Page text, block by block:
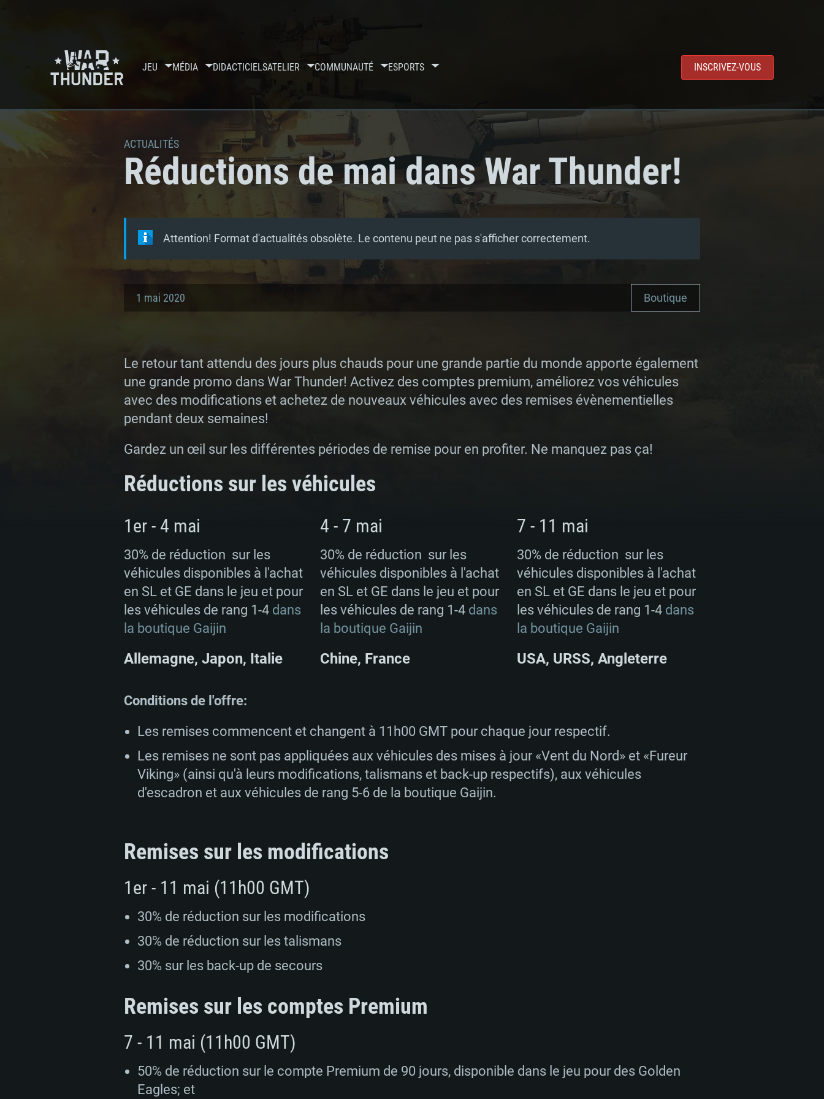
JEU MÉDIA DIDACTICIELSATELIER COMMUNAUTÉ ESPORTS INSCRIVEZ-VOUS
ACTUALITÉS
Réductions de mai dans War Thunder!
Attention! Format d'actualités obsolète. Le contenu peut ne pas s'afficher correctement.
1 mai 2020 Boutique
Le retour tant attendu des jours plus chauds pour une grande partie du monde apporte également
une grande promo dans War Thunder! Activez des comptes premium, améliorez vos véhicules
avec des modifications et achetez de nouveaux véhicules avec des remises évènementielles
pendant deux semaines!
Gardez un œil sur les différentes périodes de remise pour en profiter. Ne manquez pas ça!
Réductions sur les véhicules
1er - 4 mai
30% de réduction sur les
véhicules disponibles à l'achat
en SL et GE dans le jeu et pour
les véhicules de rang 1-4 dans
la boutique Gaijin
Allemagne, Japon, Italie
4 - 7 mai
30% de réduction sur les
véhicules disponibles à l'achat
en SL et GE dans le jeu et pour
les véhicules de rang 1-4 dans
la boutique Gaijin
Chine, France
7 - 11 mai
30% de réduction sur les
véhicules disponibles à l'achat
en SL et GE dans le jeu et pour
les véhicules de rang 1-4 dans
la boutique Gaijin
USA, URSS, Angleterre
Conditions de l'offre:
Les remises commencent et changent à 11h00 GMT pour chaque jour respectif.
Les remises ne sont pas appliquées aux véhicules des mises à jour «Vent du Nord» et «Fureur
Viking» (ainsi qu'à leurs modifications, talismans et back-up respectifs), aux véhicules
d'escadron et aux véhicules de rang 5-6 de la boutique Gaijin.
Remises sur les modifications
1er - 11 mai (11h00 GMT)
30% de réduction sur les modifications
30% de réduction sur les talismans
30% sur les back-up de secours
Remises sur les comptes Premium
7 - 11 mai (11h00 GMT)
50% de réduction sur le compte Premium de 90 jours, disponible dans le jeu pour des Golden
Eagles; et